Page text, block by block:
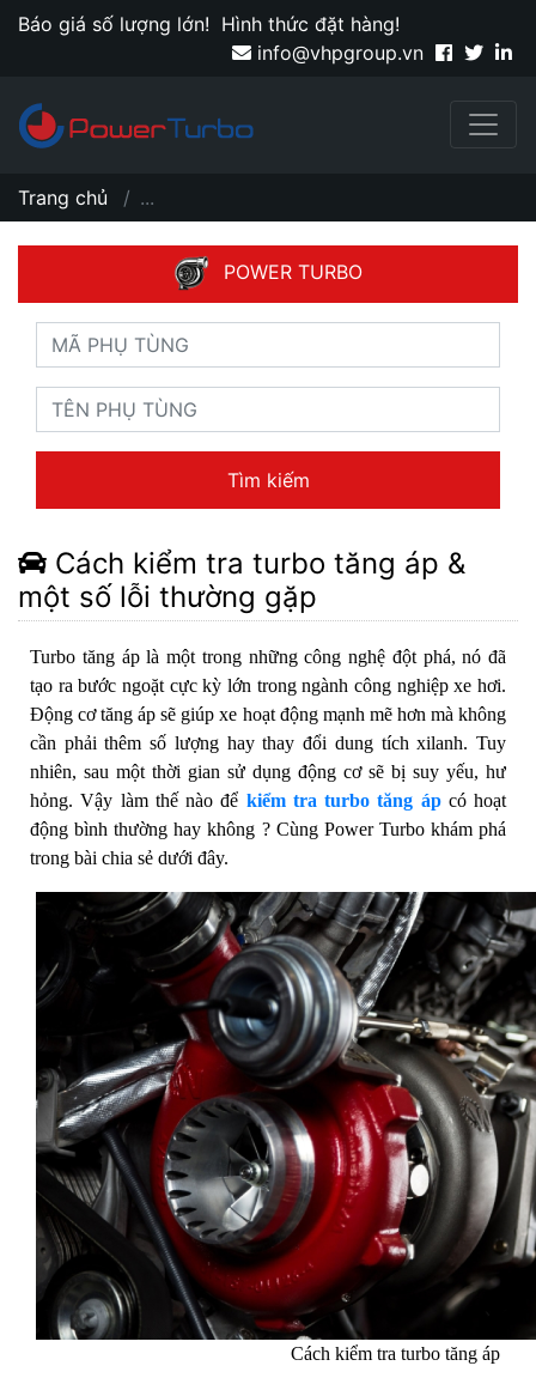
Báo giá số lượng lớn! Hình thức đặt hàng!
info@vhpgroup.vn
Trang chủ ...
POWER TURBO
Tìm kiếm
Cách kiểm tra turbo tăng áp &
một số lỗi thường gặp
Turbo tăng áp là một trong những công nghệ đột phá, nó đã
tạo ra bước ngoặt cực kỳ lớn trong ngành công nghiệp xe hơi.
Động cơ tăng áp sẽ giúp xe hoạt động mạnh mẽ hơn mà không
cần phải thêm số lượng hay thay đổi dung tích xilanh. Tuy
nhiên, sau một thời gian sử dụng động cơ sẽ bị suy yếu, hư
hỏng. Vậy làm thế nào để kiểm tra turbo tăng ápcó hoạt
động bình thường hay không ? Cùng Power Turbo khám phá
trong bài chia sẻ dưới đây.
Cách kiểm tra turbo tăng áp